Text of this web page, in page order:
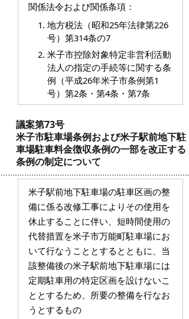
関係法令および関係条項：
地方税法（昭和25年法律第226
号）第314条の7
米子市控除対象特定非営利活動
法人の指定の手続等に関する条
例（平成26年米子市条例第1
号）第2条・第4条・第7条
議案第73号
米子市駐車場条例および米子駅前地下駐
車場駐車料金徴収条例の一部を改正する
条例の制定について
米子駅前地下駐車場の駐車区画の整
備に係る改修工事によりその使用を
休止することに伴い、短時間使用の
代替措置を米子市万能町駐車場にお
いて行なうこととするとともに、当
該整備後の米子駅前地下駐車場には
定期駐車用の特定区画を設けないこ
ととするため、所要の整備を行なお
うとするもの